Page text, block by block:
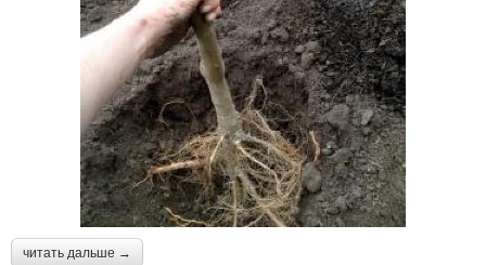
читать дальше →